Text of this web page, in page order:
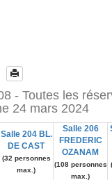
Salle 204 BL.
DE CAST
(32 personnes
max.)
Salle 206
FREDERIC
OZANAM
(108 personnes
max.)
- Toutes les
24 mars 2024